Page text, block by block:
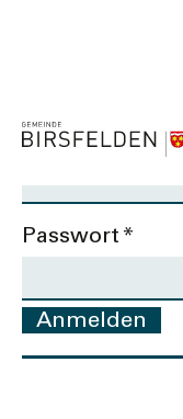
E-Mail-Adresse
Passwort *
Anmelden